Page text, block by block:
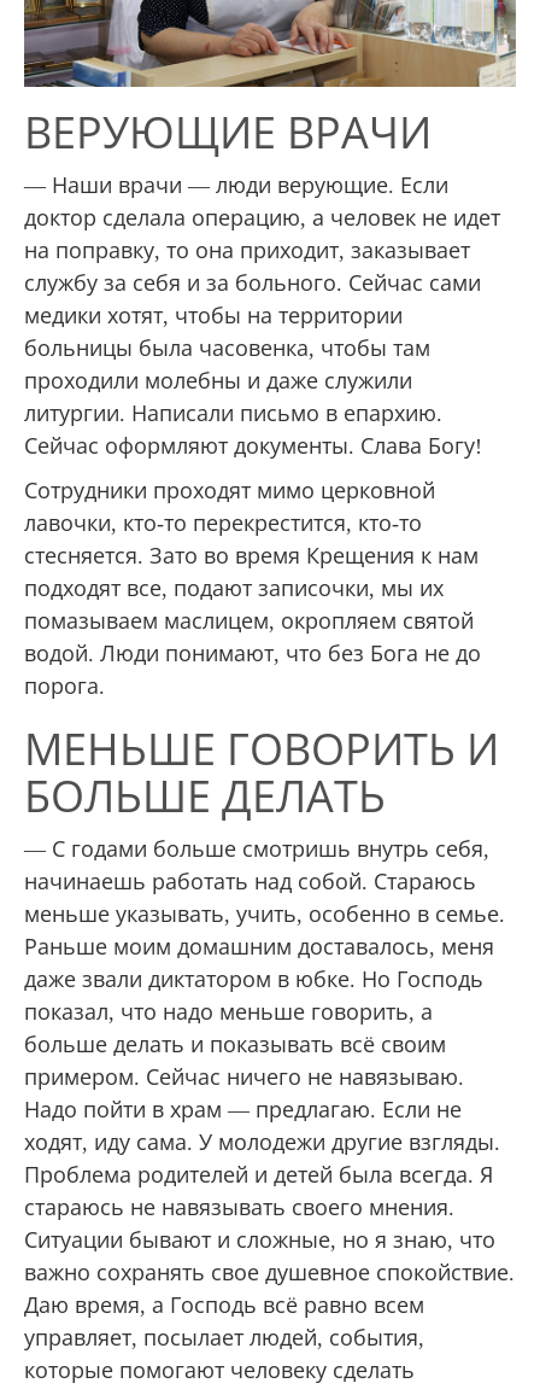
ВЕРУЮЩИЕ ВРАЧИ
— Наши врачи — люди верующие. Если
доктор сделала операцию, а человек не идет
на поправку, то она приходит, заказывает
службу за себя и за больного. Сейчас сами
медики хотят, чтобы на территории
больницы была часовенка, чтобы там
проходили молебны и даже служили
литургии. Написали письмо в епархию.
Сейчас оформляют документы. Слава Богу!
Сотрудники проходят мимо церковной
лавочки, кто-то перекрестится, кто-то
стесняется. Зато во время Крещения к нам
подходят все, подают записочки, мы их
помазываем маслицем, окропляем святой
водой. Люди понимают, что без Бога не до
порога.
МЕНЬШЕ ГОВОРИТЬ И
БОЛЬШЕ ДЕЛАТЬ
— С годами больше смотришь внутрь себя,
начинаешь работать над собой. Стараюсь
меньше указывать, учить, особенно в семье.
Раньше моим домашним доставалось, меня
даже звали диктатором в юбке. Но Господь
показал, что надо меньше говорить, а
больше делать и показывать всё своим
примером. Сейчас ничего не навязываю.
Надо пойти в храм — предлагаю. Если не
ходят, иду сама. У молодежи другие взгляды.
Проблема родителей и детей была всегда. Я
стараюсь не навязывать своего мнения.
Ситуации бывают и сложные, но я знаю, что
важно сохранять свое душевное спокойствие.
Даю время, а Господь всё равно всем
управляет, посылает людей, события,
которые помогают человеку сделать